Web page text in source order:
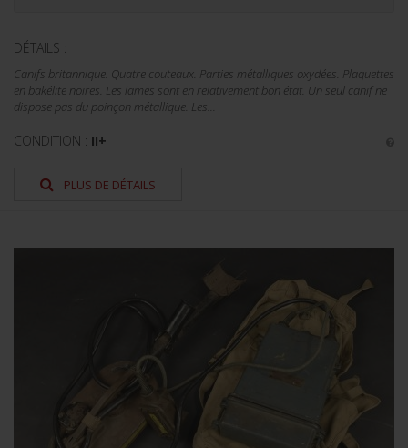
DÉTAILS :
Canifs britannique. Quatre couteaux. Parties métalliques oxydées. Plaquettes
en bakélite noires. Les lames sont en relativement bon état. Un seul canif ne
dispose pas du poinçon métallique. Les...
CONDITION : II+
PLUS DE DÉTAILS